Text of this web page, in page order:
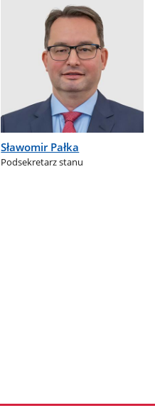
Sławomir Pałka
Podsekretarz stanu